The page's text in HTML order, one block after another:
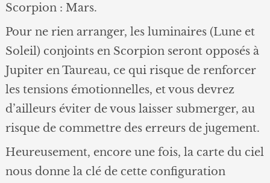
Scorpion : Mars.
Pour ne rien arranger, les luminaires (Lune et
Soleil) conjoints en Scorpion seront opposés à
Jupiter en Taureau, ce qui risque de renforcer
les tensions émotionnelles, et vous devrez
d’ailleurs éviter de vous laisser submerger, au
risque de commettre des erreurs de jugement.
Heureusement, encore une fois, la carte du ciel
nous donne la clé de cette configuration